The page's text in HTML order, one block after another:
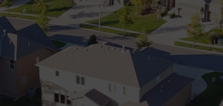
GRATIS SCHATTING
+32 (0) 2 660 50 50
Bruxelles Sud
Sambreville